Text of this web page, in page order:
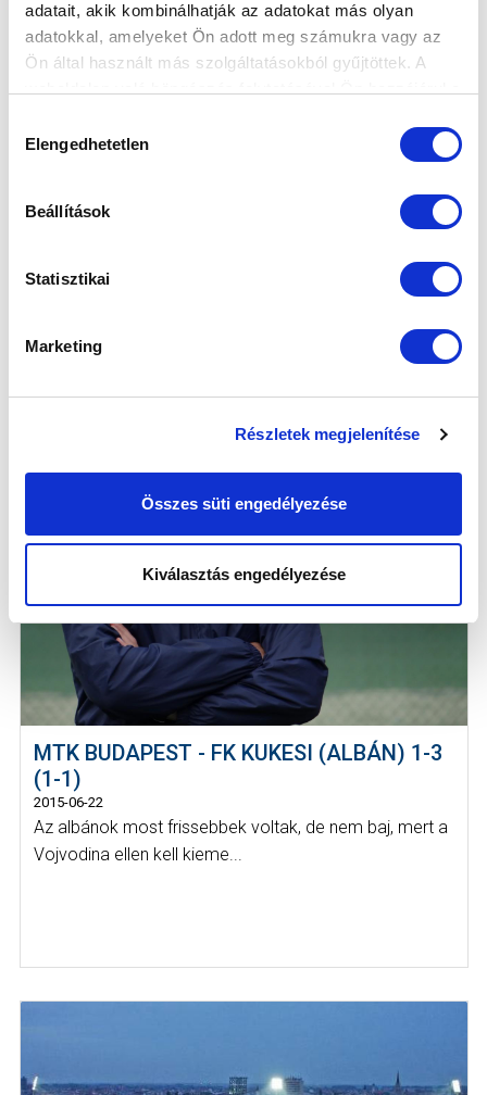
adatait, akik kombinálhatják az adatokat más olyan
adatokkal, amelyeket Ön adott meg számukra vagy az
Ön által használt más szolgáltatásokból gyűjtöttek. A
kiválasztása
Elengedhetetlen
Beállítások
Statisztikai
Marketing
Részletek megjelenítése
Összes süti engedélyezése
Kiválasztás engedélyezése
EDDIG HIBÁTLAN CSAPAT LESZ AZ
ELLENFÉL - BEMUTATJUK A DOROGOT
A harmadik fordulóban, vasárnap 17:30-kor a Dorogi
MTK BUDAPEST - FK KUKESI (ALBÁN) 1-3
(1-1)
2015-06-22
Az albánok most frissebbek voltak, de nem baj, mert a
Vojvodina ellen kell kieme...